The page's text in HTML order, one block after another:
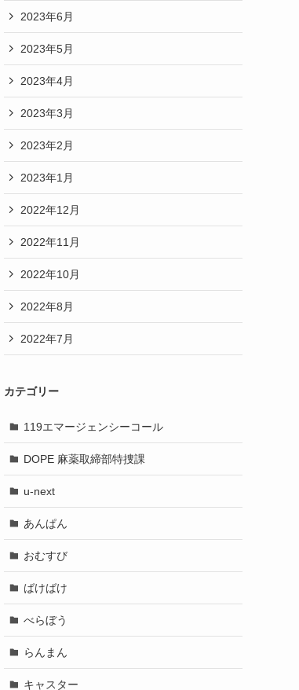
2023年6月
2023年5月
2023年4月
2023年3月
2023年2月
2023年1月
2022年12月
2022年11月
2022年10月
2022年8月
2022年7月
カテゴリー
119エマージェンシーコール
DOPE 麻薬取締部特捜課
u-next
あんぱん
おむすび
ばけばけ
べらぼう
らんまん
キャスター